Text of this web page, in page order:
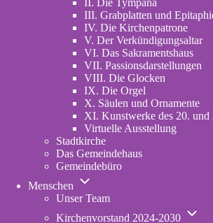
II. Die Tympana
III. Grabplatten und
IV. Die Kirchenpatrone
V. Der Verkündigungsaltar
VI. Das Sakramentshaus
VII. Passionsdarstellungen
VIII. Die Glocken
IX. Die Orgel
X. Säulen und Ornamente
XI. Kunstwerke des 20. und
Virtuelle Ausstellung
Stadtkirche
Das Gemeindehaus
Gemeindebüro
Menschen
Unternavigation
Menschen
Unser Team
Kirchenvorstand 2024-2030